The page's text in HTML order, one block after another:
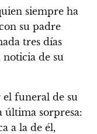
siempre ha
su padre
tres días
de su
funeral de su
última sorpresa:
a la de él,